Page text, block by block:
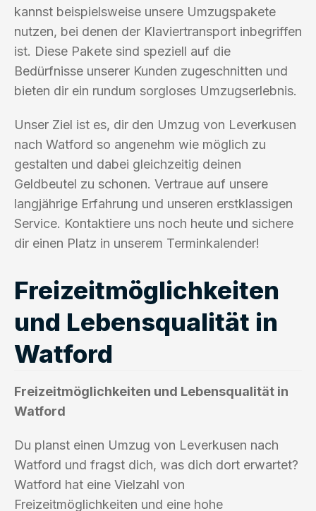
kannst beispielsweise unsere Umzugspakete
nutzen, bei denen der Klaviertransport inbegriffen
ist. Diese Pakete sind speziell auf die
Bedürfnisse unserer Kunden zugeschnitten und
bieten dir ein rundum sorgloses Umzugserlebnis.
Unser Ziel ist es, dir den Umzug von Leverkusen
nach Watford so angenehm wie möglich zu
gestalten und dabei gleichzeitig deinen
Geldbeutel zu schonen. Vertraue auf unsere
langjährige Erfahrung und unseren erstklassigen
Service. Kontaktiere uns noch heute und sichere
dir einen Platz in unserem Terminkalender!
Freizeitmöglichkeiten
und Lebensqualität in
Watford
Freizeitmöglichkeiten und Lebensqualität in
Watford
Du planst einen Umzug von Leverkusen nach
Watford und fragst dich, was dich dort erwartet?
Watford hat eine Vielzahl von
Freizeitmöglichkeiten und eine hohe